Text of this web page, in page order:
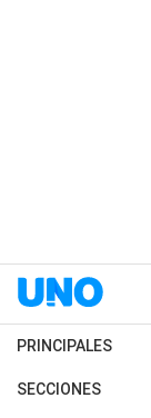
PRINCIPALES
Últimas Noticias
SECCIONES